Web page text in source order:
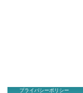
プライバシーポリシー